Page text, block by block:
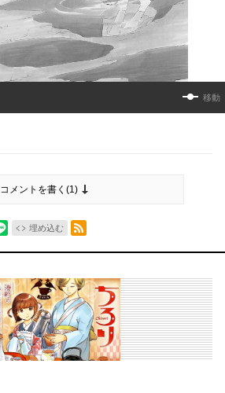
移動
コメントを書く(1)
埋め込む
RSSフィード